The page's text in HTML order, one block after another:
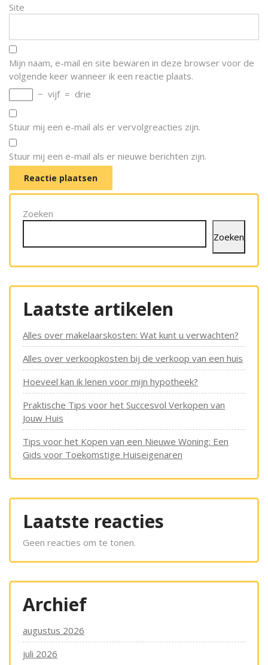
Site
Mijn naam, e-mail en site bewaren in deze browser voor de
volgende keer wanneer ik een reactie plaats.
− vijf = drie
Stuur mij een e-mail als er vervolgreacties zijn.
Stuur mij een e-mail als er nieuwe berichten zijn.
Zoeken
Zoeken
Laatste artikelen
Alles over makelaarskosten: Wat kunt u verwachten?
Alles over verkoopkosten bij de verkoop van een huis
Hoeveel kan ik lenen voor mijn hypotheek?
Praktische Tips voor het Succesvol Verkopen van
Jouw Huis
Tips voor het Kopen van een Nieuwe Woning: Een
Gids voor Toekomstige Huiseigenaren
Laatste reacties
Geen reacties om te tonen.
Archief
augustus 2026
juli 2026